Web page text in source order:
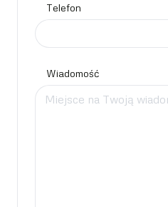
Telefon
Wiadomość